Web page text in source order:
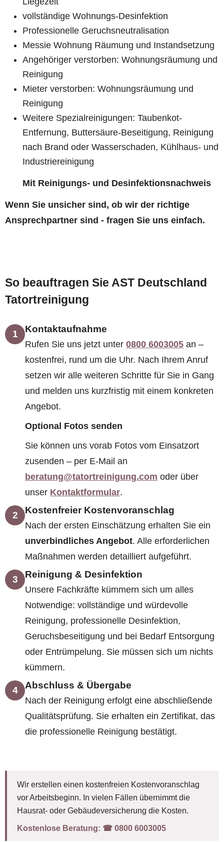
vollständige Wohnungs-Desinfektion
Professionelle Geruchsneutralisation
Messie Wohnung Räumung und Instandsetzung
Angehöriger verstorben: Wohnungsräumung und
Reinigung
Mieter verstorben: Wohnungsräumung und
Reinigung
Weitere Spezialreinigungen: Taubenkot-
Entfernung, Buttersäure-Beseitigung, Reinigung
nach Brand oder Wasserschaden, Kühlhaus- und
Industriereinigung
Mit Reinigungs- und Desinfektionsnachweis
Wenn Sie unsicher sind, ob wir der richtige
Ansprechpartner sind - fragen Sie uns einfach.
So beauftragen Sie AST Deutschland
Tatortreinigung
1 Kontaktaufnahme
Rufen Sie uns jetzt unter 0800 6003005 an –
kostenfrei, rund um die Uhr. Nach Ihrem Anruf
setzen wir alle weiteren Schritte für Sie in Gang
und melden uns kurzfristig mit einem konkreten
Angebot.
Optional Fotos senden
Sie können uns vorab Fotos vom Einsatzort
zusenden – per E-Mail an
beratung@tatortreinigung.com oder über
unser Kontaktformular.
2 Kostenfreier Kostenvoranschlag
Nach der ersten Einschätzung erhalten Sie ein
unverbindliches Angebot. Alle erforderlichen
Maßnahmen werden detailliert aufgeführt.
3 Reinigung & Desinfektion
Unsere Fachkräfte kümmern sich um alles
Notwendige: vollständige und würdevolle
Reinigung, professionelle Desinfektion,
Geruchsbeseitigung und bei Bedarf Entsorgung
oder Entrümpelung. Sie müssen sich um nichts
kümmern.
4 Abschluss & Übergabe
Nach der Reinigung erfolgt eine abschließende
Qualitätsprüfung. Sie erhalten ein Zertifikat, das
die professionelle Reinigung bestätigt.
Wir erstellen einen kostenfreien Kostenvoranschlag
vor Arbeitsbeginn. In vielen Fällen übernimmt die
Hausrat- oder Gebäudeversicherung die Kosten.
Kostenlose Beratung: ☎︎ 0800 6003005